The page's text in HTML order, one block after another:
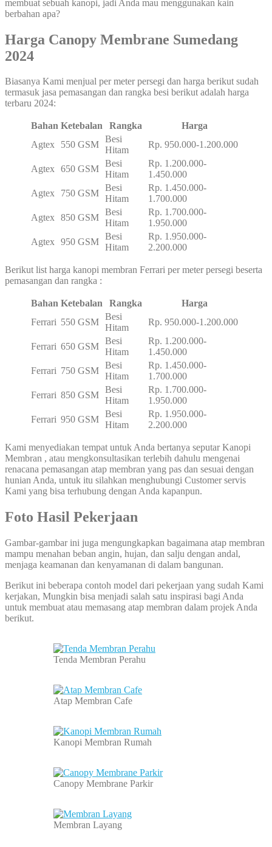
membuat sebuah kanopi, jadi Anda mau menggunakan kain
berbahan apa?
Harga Canopy Membrane Sumedang
2024
Biasanya Kami menjual per meter persegi dan harga berikut sudah
termasuk jasa pemasangan dan rangka besi berikut adalah harga
terbaru 2024:
Bahan Ketebalan Rangka
Harga
Agtex
550 GSM
Besi
Hitam
Rp. 950.000-1.200.000
Agtex 650 GSM
Besi
Hitam
Rp. 1.200.000-
1.450.000
Agtex
750 GSM
Besi
Hitam
Rp. 1.450.000-
1.700.000
Agtex 850 GSM
Besi
Hitam
Rp. 1.700.000-
1.950.000
Agtex 950 GSM
Besi
Hitam
Rp. 1.950.000-
2.200.000
Berikut list harga kanopi membran Ferrari per meter persegi beserta
pemasangan dan rangka :
Bahan Ketebalan Rangka
Harga
Ferrari 550 GSM
Besi
Hitam
Rp. 950.000-1.200.000
Ferrari 650 GSM
Besi
Hitam
Rp. 1.200.000-
1.450.000
Ferrari 750 GSM
Besi
Hitam
Rp. 1.450.000-
1.700.000
Ferrari 850 GSM
Besi
Hitam
Rp. 1.700.000-
1.950.000
Ferrari 950 GSM
Besi
Hitam
Rp. 1.950.000-
2.200.000
Kami menyediakan tempat untuk Anda bertanya seputar Kanopi
Membran , atau mengkonsultasikan terlebih dahulu mengenai
renacana pemasangan atap membran yang pas dan sesuai dengan
hunian Anda, untuk itu silahkan menghubungi Customer servis
Kami yang bisa terhubung dengan Anda kapanpun.
Foto Hasil Pekerjaan
Gambar-gambar ini juga mengungkapkan bagaimana atap membran
mampu menahan beban angin, hujan, dan salju dengan andal,
menjaga keamanan dan kenyamanan di dalam bangunan.
Berikut ini beberapa contoh model dari pekerjaan yang sudah Kami
kerjakan, Mungkin bisa menjadi salah satu inspirasi bagi Anda
untuk membuat atau memasang atap membran dalam projek Anda
berikut.
Tenda Membran Perahu
Atap Membran Cafe
Kanopi Membran Rumah
Canopy Membrane Parkir
Membran Layang